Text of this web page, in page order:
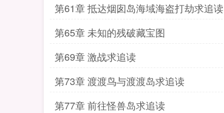
第61章 抵达烟囱岛海域海盗打劫求追读
第65章 未知的残破藏宝图
第69章 激战求追读
第73章 渡渡鸟与渡渡岛求追读
第77章 前往怪兽岛求追读